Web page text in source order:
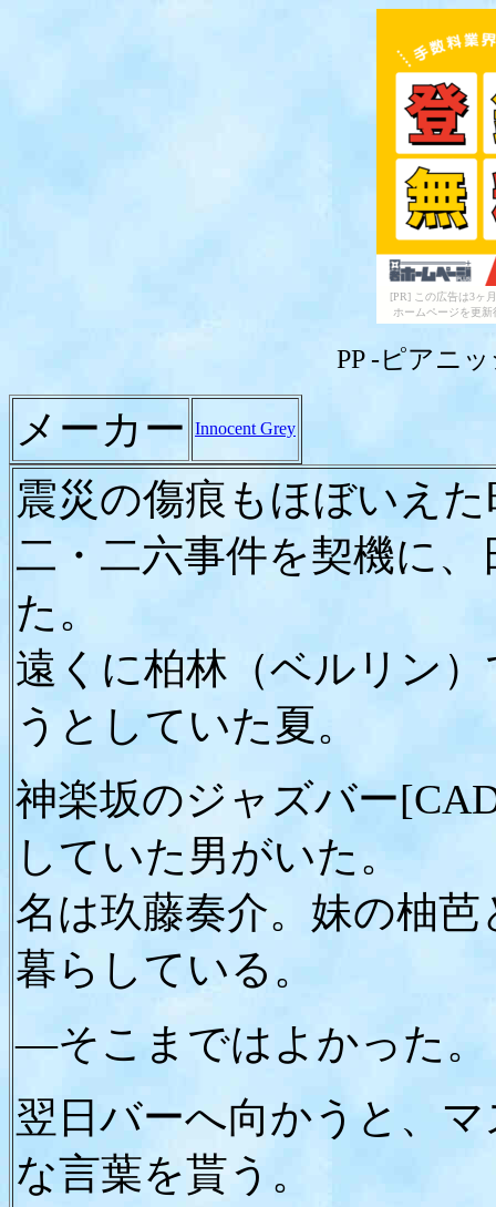
[PR] この広告は3ヶ
ホームページを更
PP -ピアニッ
メーカー Innocent Grey
震災の傷痕もほぼいえ
二・二六事件を契機に
た。
遠くに柏林（ベルリン
うとしていた夏。
神楽坂のジャズバー
していた男がいた。
名は玖藤奏介。妹の柚
暮らしている。
―そこまではよかった。
翌日バーへ向かうと、
な言葉を貰う。